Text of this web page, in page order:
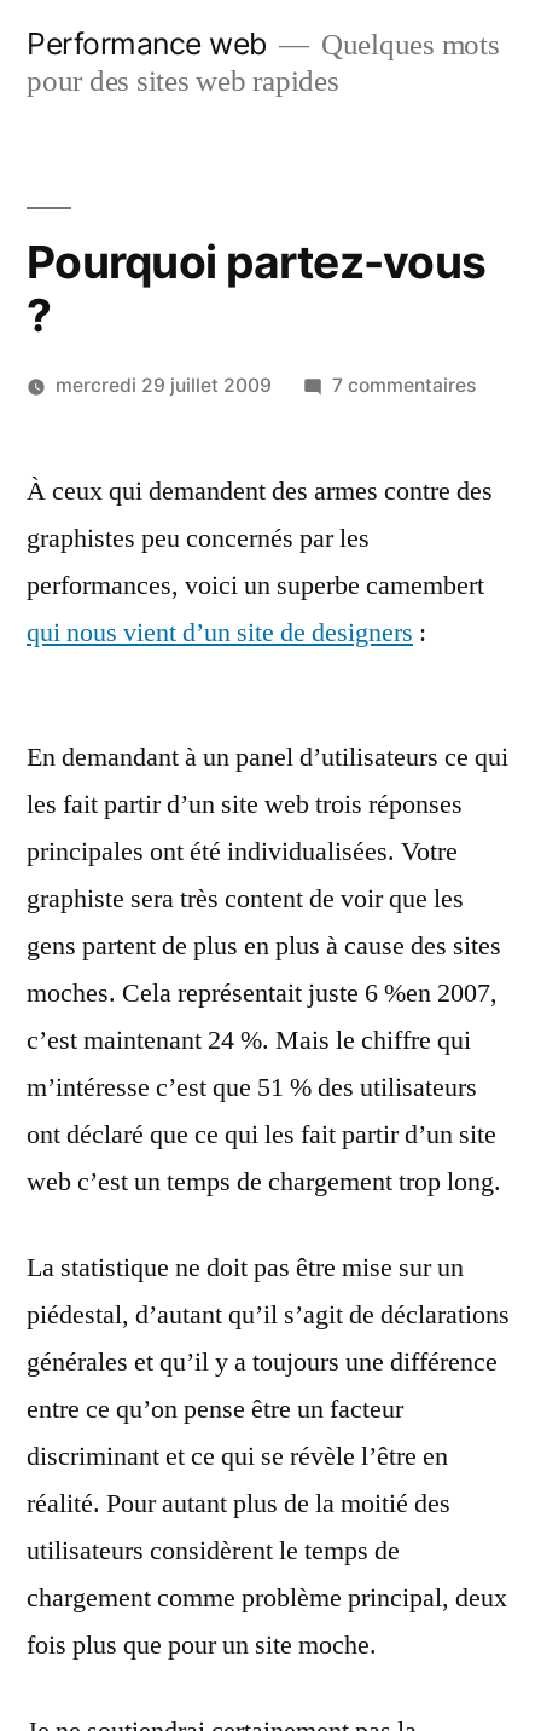
Performance web
Quelques mots
pour des sites web rapides
Pourquoi partez-vous
?
mercredi 29 juillet 2009 7 commentairessur
vous
À ceux qui demandent des armes contre des
graphistes peu concernés par les
performances, voici un superbe camembert
qui nous vient d’un site de designers :
En demandant à un panel d’utilisateurs ce qui
les fait partir d’un site web trois réponses
principales ont été individualisées. Votre
graphiste sera très content de voir que les
gens partent de plus en plus à cause des sites
moches. Cela représentait juste 6 %en 2007,
c’est maintenant 24 %. Mais le chiffre qui
m’intéresse c’est que 51 % des utilisateurs
ont déclaré que ce qui les fait partir d’un site
web c’est un temps de chargement trop long.
La statistique ne doit pas être mise sur un
piédestal, d’autant qu’il s’agit de déclarations
générales et qu’il y a toujours une différence
entre ce qu’on pense être un facteur
discriminant et ce qui se révèle l’être en
réalité. Pour autant plus de la moitié des
utilisateurs considèrent le temps de
chargement comme problème principal, deux
fois plus que pour un site moche.